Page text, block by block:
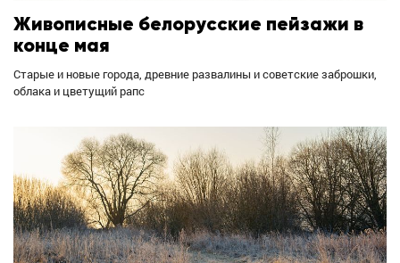
Живописные белорусские пейзажи в
конце мая
Старые и новые города, древние развалины и советские заброшки,
облака и цветущий рапс